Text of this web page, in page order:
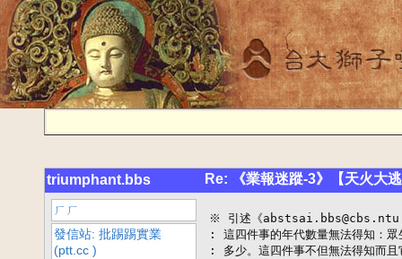
triumphant.bbs Re: 《業報迷蹤-3》【天火大
ㄏㄏ
發信站: 批踢踢實業
(ptt.cc )
※ 引述《
: 這四件事的年代數量無法得知：
: 多少。這四件事不但無法得知而